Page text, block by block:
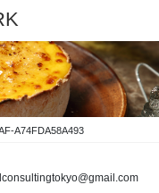
A74FDA58A493